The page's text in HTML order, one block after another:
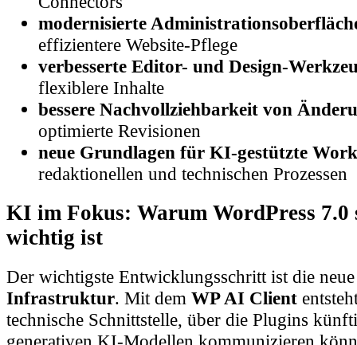
modernisierte
effizientere Website-Pflege
verbesserte Editor- und Design-
flexiblere Inhalte
bessere Nachvollziehbarkeit von
optimierte Revisionen
neue Grundlagen für KI-gestützte
redaktionellen und technischen Prozessen
wichtig ist
Infrastruktur . Mit demWP AI Client
technische Schnittstelle, über die Plugins
generativen KI-Modellen kommunizieren